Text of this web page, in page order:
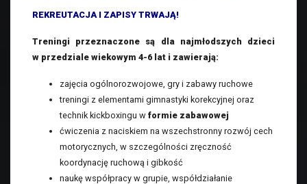
REKREUTACJA I ZAPISY TRWAJĄ!
Treningi przeznaczone są dla najmłodszych dzieci
w przedziale wiekowym 4-6 lat i zawierają:
zajęcia ogólnorozwojowe, gry i zabawy ruchowe
treningi z elementami gimnastyki korekcyjnej oraz
technik kickboxingu w formie zabawowej
ćwiczenia z naciskiem na wszechstronny rozwój cech
motorycznych, w szczególności zręczność
koordynację ruchową i gibkość
naukę współpracy w grupie, współdziałanie